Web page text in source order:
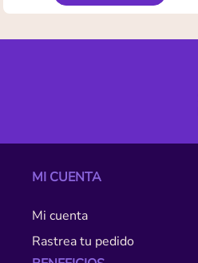
MI CUENTA
Mi cuenta
Rastrea tu pedido